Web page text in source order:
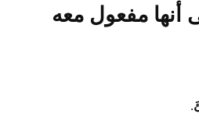
.